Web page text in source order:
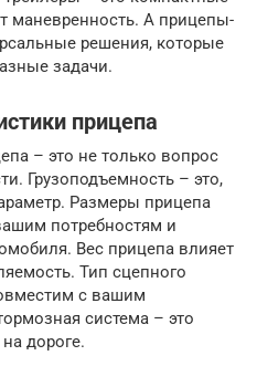
маневренность. А прицепы-
решения, которые
задачи.
прицепа
– это не только вопрос
Грузоподъемность – это,
Размеры прицепа
потребностям и
Вес прицепа влияет
Тип сцепного
с вашим
система – это
дороге.